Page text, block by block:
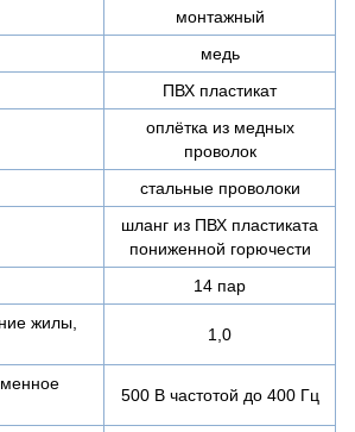
монтажный
медь
ПВХ пластикат
оплётка из медных
проволок
стальные проволоки
шланг из ПВХ пластиката
пониженной горючести
14 пар
жилы,
1,0
500 В частотой до 400 Гц